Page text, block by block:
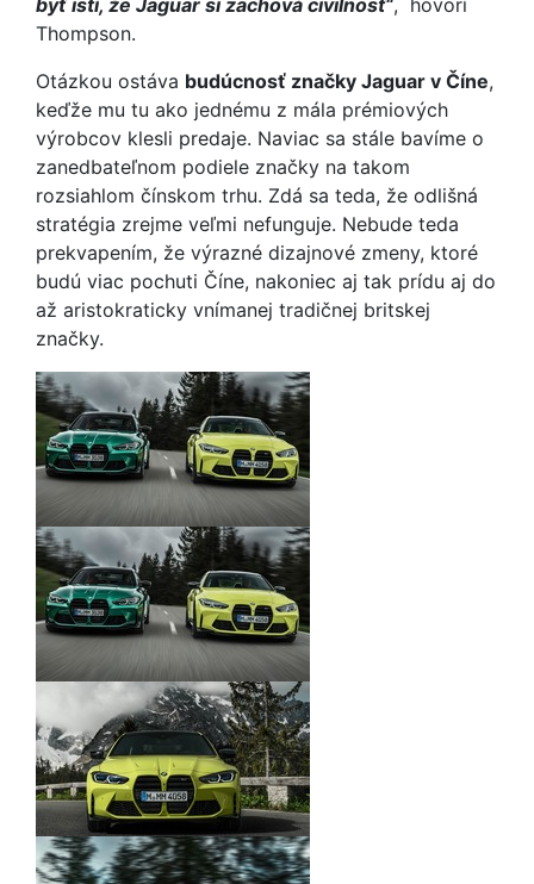
byť istí, že Jaguar si zachová civilnosť“, hovorí
Thompson.
Otázkou ostáva budúcnosť značky Jaguar v Číne,
keďže mu tu ako jednému z mála prémiových
výrobcov klesli predaje. Naviac sa stále bavíme o
zanedbateľnom podiele značky na takom
rozsiahlom čínskom trhu. Zdá sa teda, že odlišná
stratégia zrejme veľmi nefunguje. Nebude teda
prekvapením, že výrazné dizajnové zmeny, ktoré
budú viac pochuti Číne, nakoniec aj tak prídu aj do
až aristokraticky vnímanej tradičnej britskej
značky.